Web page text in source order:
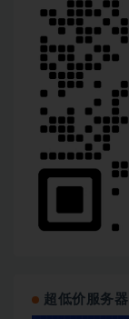
超低价服务器